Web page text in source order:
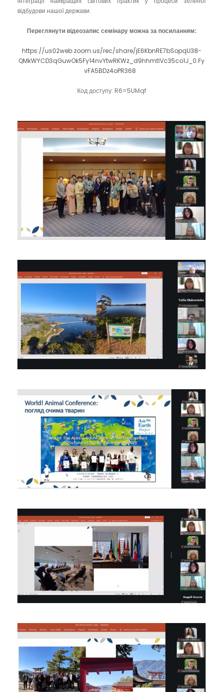
відбудови нашої держави.
Переглянути відеозапис семінару можна за посиланням:
https://us02web.zoom.us/rec/share/jE6KbnRE7bSopqU38-
QMkWYCD3qGuwOk5Fy14nvYtwRKWz_d9hhmtIVc35co1J_0.Fy
vFA5BDz4oPR368
Код доступу: R6=5UMqf